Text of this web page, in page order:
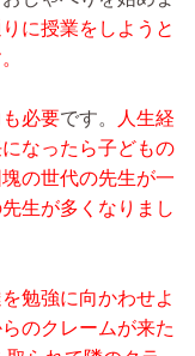
に授業をしようと
必要です。
人生経
なったら子どもの
塊の世代の先生が一
生が多くなりまし
勉強に向かわせよ
のクレームが来た